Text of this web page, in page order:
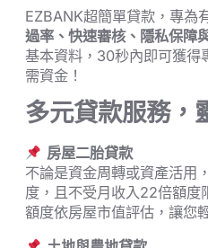
EZBANK超簡單貸款，專為
過率、快速審核、隱私保障
基本資料，30秒內即可獲得
需資金！
多元貸款服務，
房屋二胎貸款
不論是資金周轉或資產活用
度，且不受月收入22倍額
額度依房屋市值評估，讓您